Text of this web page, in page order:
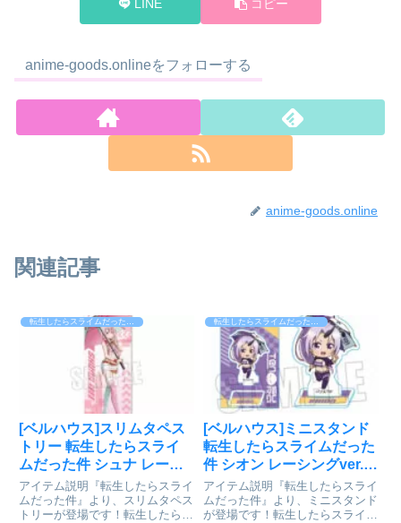
LINE コピー
anime-goods.onlineをフォローする
anime-goods.online
関連記事
転生したらスライムだった件（転スラ）
[ベルハウス]スリムタペス
トリー 転生したらスライ
ムだった件 シュナ レーシ
ングver.が好評発売中
アイテム説明『転生したらスライ
ムだった件』より、スリムタペス
トリーが登場です！転生したらス
転生したらスライムだった件（転スラ）
[ベルハウス]ミニスタンド
転生したらスライムだった
件 シオン レーシングver.が
好評発売中
アイテム説明『転生したらスライ
ムだった件』より、ミニスタンド
が登場です！転生したらスライム